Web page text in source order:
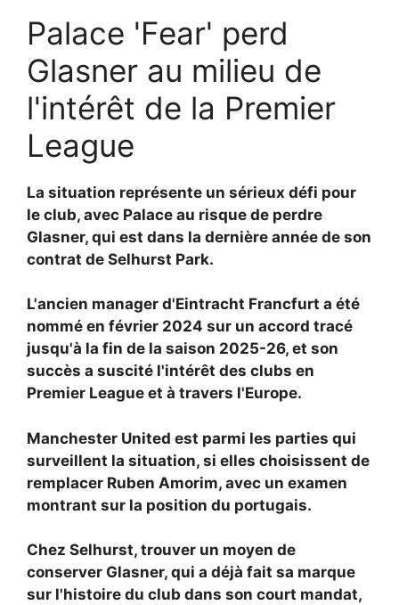
Palace 'Fear' perd
Glasner au milieu de
l'intérêt de la Premier
League
La situation représente un sérieux défi pour
le club, avec Palace au risque de perdre
Glasner, qui est dans la dernière année de son
contrat de Selhurst Park.
L'ancien manager d'Eintracht Francfurt a été
nommé en février 2024 sur un accord tracé
jusqu'à la fin de la saison 2025-26, et son
succès a suscité l'intérêt des clubs en
Premier League et à travers l'Europe.
Manchester United est parmi les parties qui
surveillent la situation, si elles choisissent de
remplacer Ruben Amorim, avec un examen
montrant sur la position du portugais.
Chez Selhurst, trouver un moyen de
conserver Glasner, qui a déjà fait sa marque
sur l'histoire du club dans son court mandat,